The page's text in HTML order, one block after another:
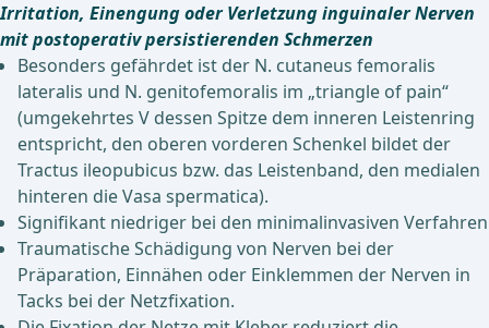
Irritation, Einengung oder Verletzung inguinaler Nerven
mit postoperativ persistierenden Schmerzen
Besonders gefährdet ist der N. cutaneus femoralis
lateralis und N. genitofemoralis im „triangle of pain“
(umgekehrtes V dessen Spitze dem inneren Leistenring
entspricht, den oberen vorderen Schenkel bildet der
Tractus ileopubicus bzw. das Leistenband, den medialen
hinteren die Vasa spermatica).
Signifikant niedriger bei den minimalinvasiven Verfahren
Traumatische Schädigung von Nerven bei der
Präparation, Einnähen oder Einklemmen der Nerven in
Tacks bei der Netzfixation.